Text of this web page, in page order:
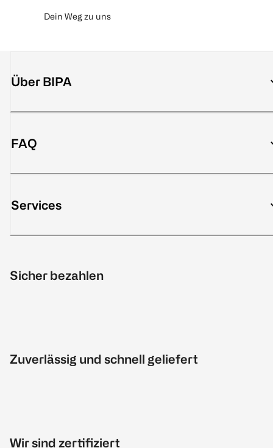
Dein Weg zu uns
Über BIPA
FAQ
Services
Sicher bezahlen
Zuverlässig und schnell geliefert
Wir sind zertifiziert